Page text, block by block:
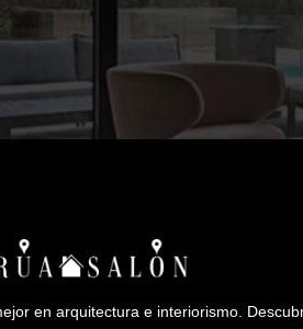
en arquitectura e interiorismo.